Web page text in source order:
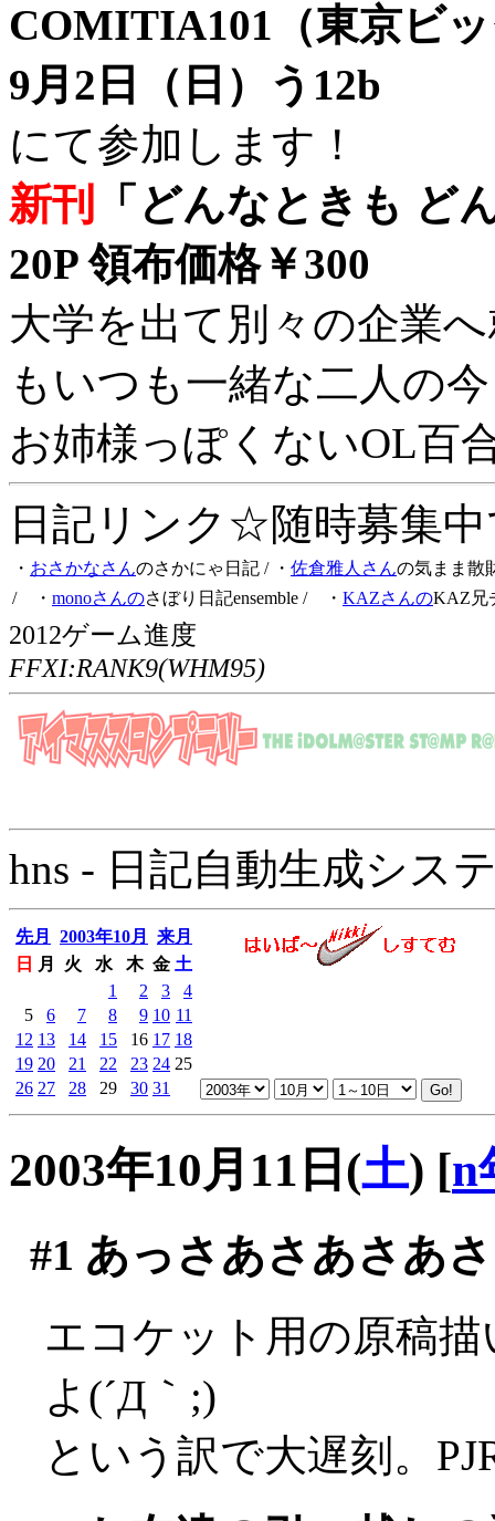
COMITIA101（東京ビ
9月2日（日）う12b
にて参加します！
新刊
「どんなときも ど
20P 領布価格￥300
大学を出て別々の企業
もいつも一緒な二人の
お姉様っぽくないOL百
日記リンク☆随時募集
・ おさかなさんのさかにゃ日記 / ・ 佐倉雅人さんの気まま散
/ ・ monoさんのさぼり日記ensemble / ・ KAZさんのKAZ兄
2012ゲーム進度
FFXI:RANK9(WHM95)
hns - 日記自動生成シス
先月 2003年10月
来月
日
月 火 水 木 金 土
1
2 3
4
5
6 7 8 9 10 11
12 13 14 15 16 17 18
19 20 21 22 23 24 25
26 27 28 29 30 31
2003年10月11日(土) [n
#1 あっさあさあさあ
エコケット用の原稿
よ(´Д｀;)
という訳で大遅刻。